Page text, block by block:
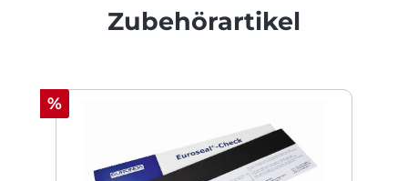
Produktgalerie überspringen
Zubehörartikel
Rabatt
%